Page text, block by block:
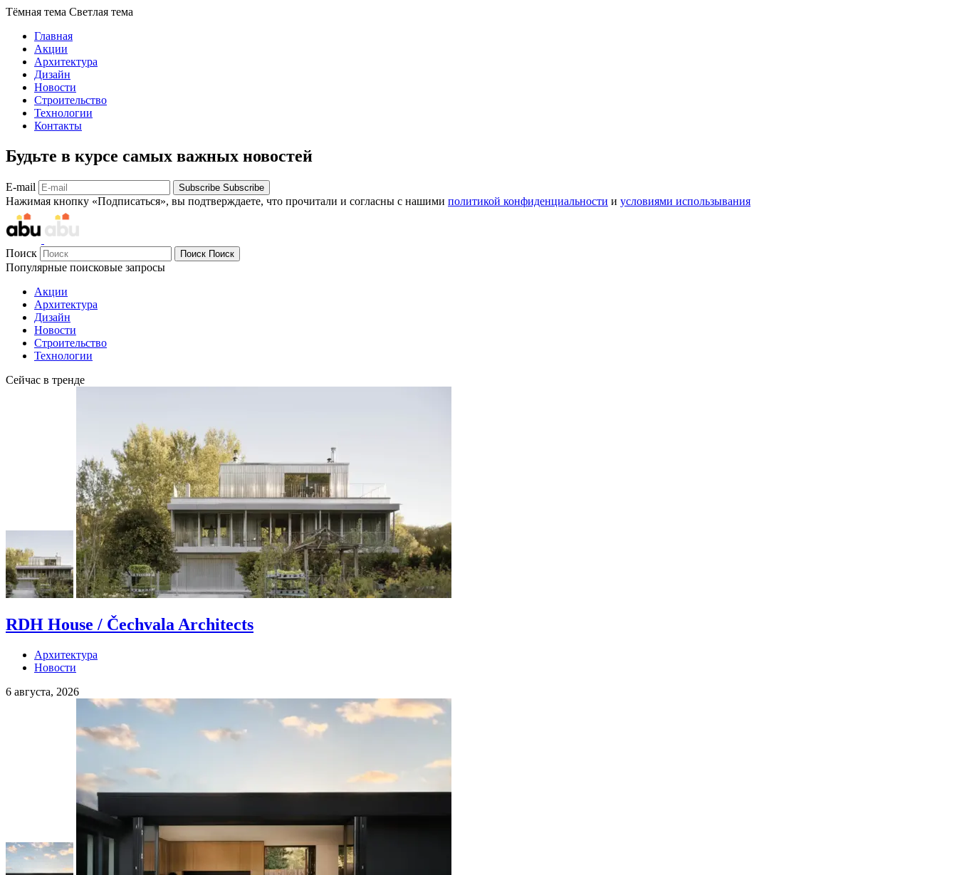
Тёмная тема Светлая тема
Главная
Акции
Архитектура
Дизайн
Новости
Строительство
Технологии
Контакты
Будьте в курсе самых важных новостей
E-mail Subscribe Subscribe
Нажимая кнопку «Подписаться», вы подтверждаете, что прочитали и согласны с нашими политикой конфиденциальности и условиями использывания
Поиск Поиск Поиск
Популярные поисковые запросы
Акции
Архитектура
Дизайн
Новости
Строительство
Технологии
Сейчас в тренде
RDH House / Čechvala Architects
Архитектура
Новости
6 августа, 2026